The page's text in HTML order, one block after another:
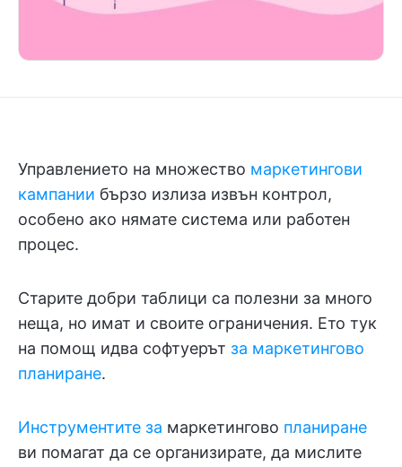
Управлението на множество маркетингови
кампании бързо излиза извън контрол,
особено ако нямате система или работен
процес.
Старите добри таблици са полезни за много
неща, но имат и своите ограничения. Ето тук
на помощ идва софтуерът за маркетингово
планиране.
Инструментите за маркетингово планиране
ви помагат да се организирате, да мислите